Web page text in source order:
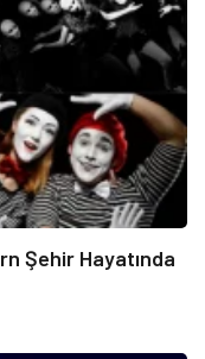
Şehir Hayatında